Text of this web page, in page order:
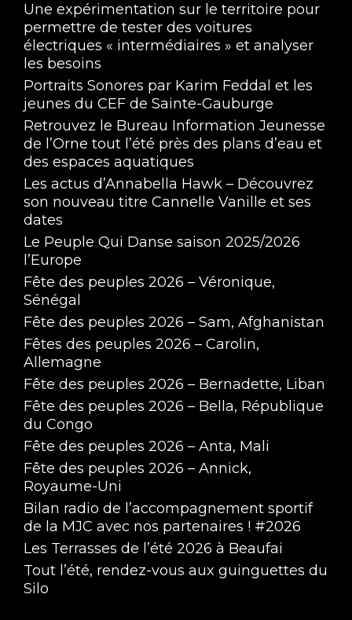
Une expérimentation sur le territoire pour
permettre de tester des voitures
électriques « intermédiaires » et analyser
les besoins
Portraits Sonores par Karim Feddal et les
jeunes du CEF de Sainte-Gauburge
Retrouvez le Bureau Information Jeunesse
de l’Orne tout l’été près des plans d’eau et
des espaces aquatiques
Les actus d’Annabella Hawk – Découvrez
son nouveau titre Cannelle Vanille et ses
dates
Le Peuple Qui Danse saison 2025/2026
l’Europe
Fête des peuples 2026 – Véronique,
Sénégal
Fête des peuples 2026 – Sam, Afghanistan
Fêtes des peuples 2026 – Carolin,
Allemagne
Fête des peuples 2026 – Bernadette, Liban
Fête des peuples 2026 – Bella, République
du Congo
Fête des peuples 2026 – Anta, Mali
Fête des peuples 2026 – Annick,
Royaume-Uni
Bilan radio de l’accompagnement sportif
de la MJC avec nos partenaires ! #2026
Les Terrasses de l’été 2026 à Beaufai
Tout l’été, rendez-vous aux guinguettes du
Silo